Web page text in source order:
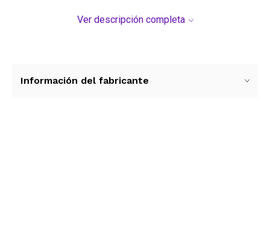
enormemente la limpieza y el mantenimiento
siempre lista para usar. Sus dimensiones
Ver descripción completa
Información del fabricante